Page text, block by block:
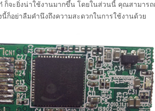
ก็จะยิ่งน่าใช้งานมากขึ้น โดยในส่วนนี้ คุณสามาร
ก็อย่าลืมคำนึงถึงความสะดวกในการใช้งานด้วย